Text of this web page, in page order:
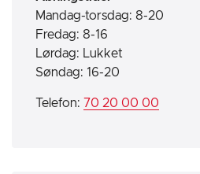
Mandag-torsdag: 8-20
Fredag: 8-16
Lørdag: Lukket
Søndag: 16-20
Telefon: 70 20 00 00